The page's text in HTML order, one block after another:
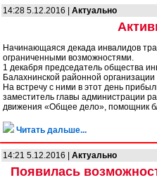
14:28 5.12.2016 | Актуально
Начинающаяся декада инвалидов
ограниченными возможностями.
1 декабря председатель общества
Балахнинской районной
На встречу с ними в этот день
заместитель главы администрации
движения «Общее дело», помощник
Читать дальше...
14:21 5.12.2016 | Актуально
Появилась